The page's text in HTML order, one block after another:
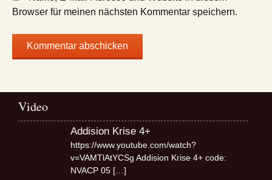
Browser für meinen nächsten Kommentar speichern.
Video
Addision Krise 4+
https://www.youtube.com/watch?
v=VAMTlAtYCSg Addision Krise 4+ code:
NVACP 05[…]